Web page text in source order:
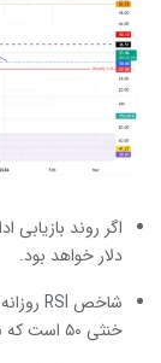
دلار خواهد بود.
خنثی ۵۰ است که نشان‌دهنده کاهش فشار نزولی است.